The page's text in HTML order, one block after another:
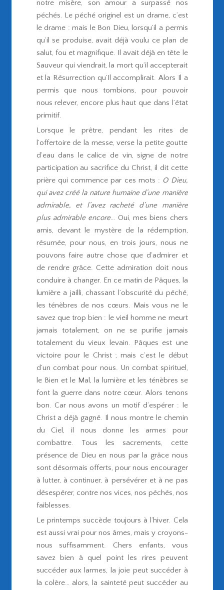
notre misère, son amour a surpassé nos
péchés. Le péché originel est un drame, c’est
le drame : mais le Bon Dieu, lorsqu’il a permis
qu’il se produise, avait déjà voulu ce plan de
salut, fou et magnifique. Il avait déjà en tête le
Sauveur qui viendrait, la mort qu’il accepterait
et la Résurrection qu’Il accomplirait. Alors Il a
permis que nous tombions, pour pouvoir
nous relever, encore plus haut que dans l’état
primitif.
Lorsque le prêtre, pendant les rites de
l’offertoire de la messe, verse la petite goutte
d’eau dans le calice de vin, signe de notre
participation au sacrifice du Christ, il dit cette
prière qui commence par ces mots : O Dieu,
qui avez créé la nature humaine d’une manière
admirable, et l’avez racheté d’une manière
plus admirable encore… Oui, mes biens chers
amis, devant le mystère de la rédemption,
résumée, pour nous, en trois jours, nous ne
pouvons faire autre chose que d’admirer et
de rendre grâce. Cette admiration doit nous
conduire à changer. En ce matin de Pâques, la
lumière a jailli, chassant l’obscurité du péché,
les ténèbres de nos cœurs. Mais vous ne le
savez que trop bien : le vieil homme ne meurt
jamais totalement, on ne se purifie jamais
totalement du vieux levain. Pâques est une
victoire pour le Christ ; mais c’est le début
d’un combat pour nous. Un combat spirituel,
le Bien et le Mal, la lumière et les ténèbres se
font la guerre dans notre cœur. Alors tenons
bon. Car nous avons un motif d’espérer : le
Christ a déjà gagné. Il nous montre le chemin
du Ciel, il nous donne les armes pour
combattre. Tous les sacrements, cette
présence de Dieu en nous par la grâce nous
sont désormais offerts, pour nous encourager
à lutter, à continuer, à persévérer et à ne pas
désespérer, contre nos vices, nos péchés, nos
faiblesses.
Le printemps succède toujours à l’hiver. Cela
est aussi vrai pour nos âmes, mais y croyons-
nous suffisamment. Chers enfants, vous
savez bien à quel point les rires peuvent
succéder aux larmes, la joie peut succéder à
la colère… alors, la sainteté peut succéder au